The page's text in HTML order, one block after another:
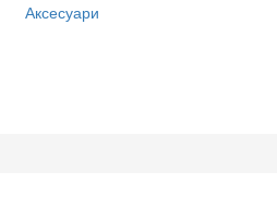
Аксесуари